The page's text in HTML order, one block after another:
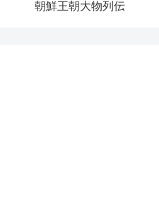
朝鮮王朝大物列伝